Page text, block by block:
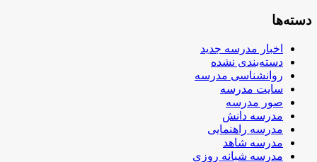
دسته‌ها
اخبار مدرسه جدید
دسته‌بندی نشده
روانشناسی مدرسه
سایت مدرسه
صور مدرسه
مدرسه دانش
مدرسه راهنمایی
مدرسه شاهد
مدرسه شبانه روزی